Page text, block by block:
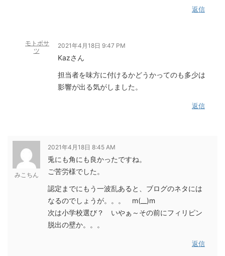
返信
モトボサ
ツ
2021年4月18日 9:47 PM
Kazさん
担当者を味方に付けるかどうかってのも多少は
影響が出る気がしました。
返信
みこちん
2021年4月18日 8:45 AM
兎にも角にも良かったですね。
ご苦労様でした。
認定までにもう一波乱あると、ブログのネタには
なるのでしょうが。。。 m(__)m
次は小学校選び？ いやぁ～その前にフィリピン
脱出の壁か。。。
返信